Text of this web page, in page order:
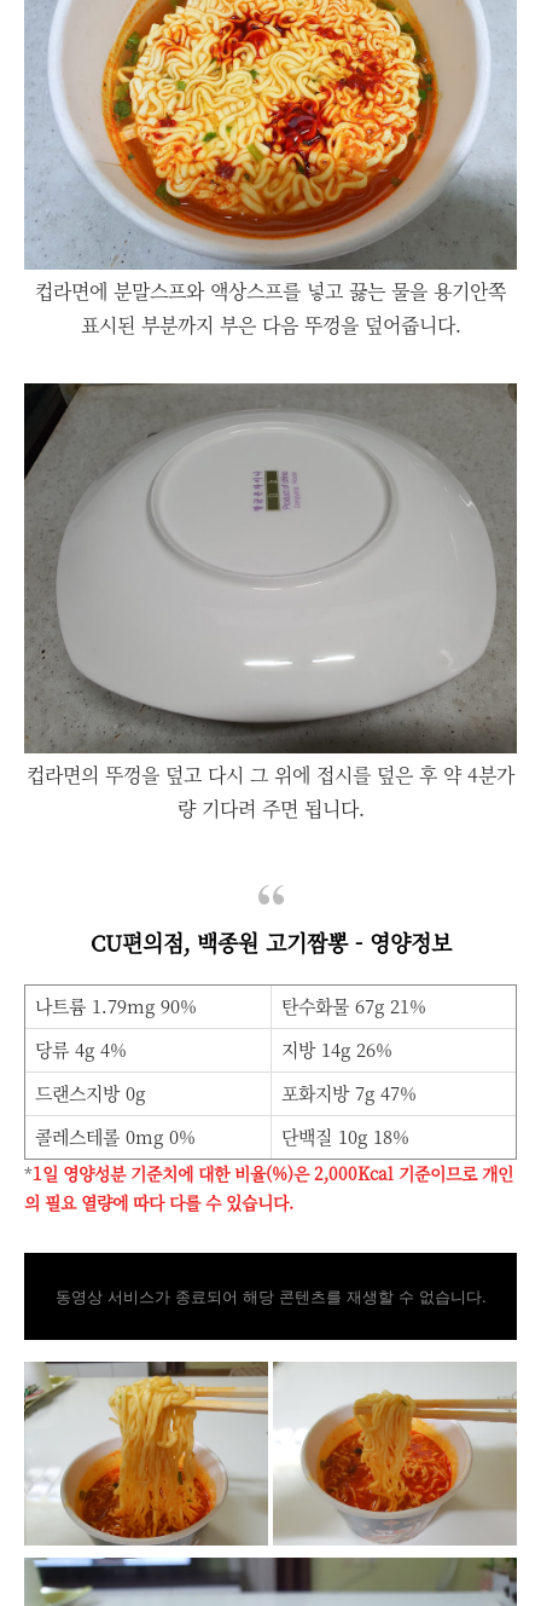
컵라면에 분말스프와 액상스프를 넣고 끓는 물을 용기안쪽
표시된 부분까지 부은 다음 뚜껑을 덮어줍니다.
컵라면의 뚜껑을 덮고 다시 그 위에 접시를 덮은 후 약 4분가
량 기다려 주면 됩니다.
CU편의점, 백종원 고기짬뽕 - 영양정보
나트륨 1.79mg 90%
탄수화물 67g 21%
당류 4g 4%
지방 14g 26%
드랜스지방 0g
포화지방 7g 47%
콜레스테롤 0mg 0%
단백질 10g 18%
*1일 영양성분 기준치에 대한 비율(%)은 2,000Kcal 기준이므로 개인
의 필요 열량에 따다 다를 수 있습니다.
동영상 서비스가 종료되어 해당 콘텐츠를 재생할 수 없습니다.